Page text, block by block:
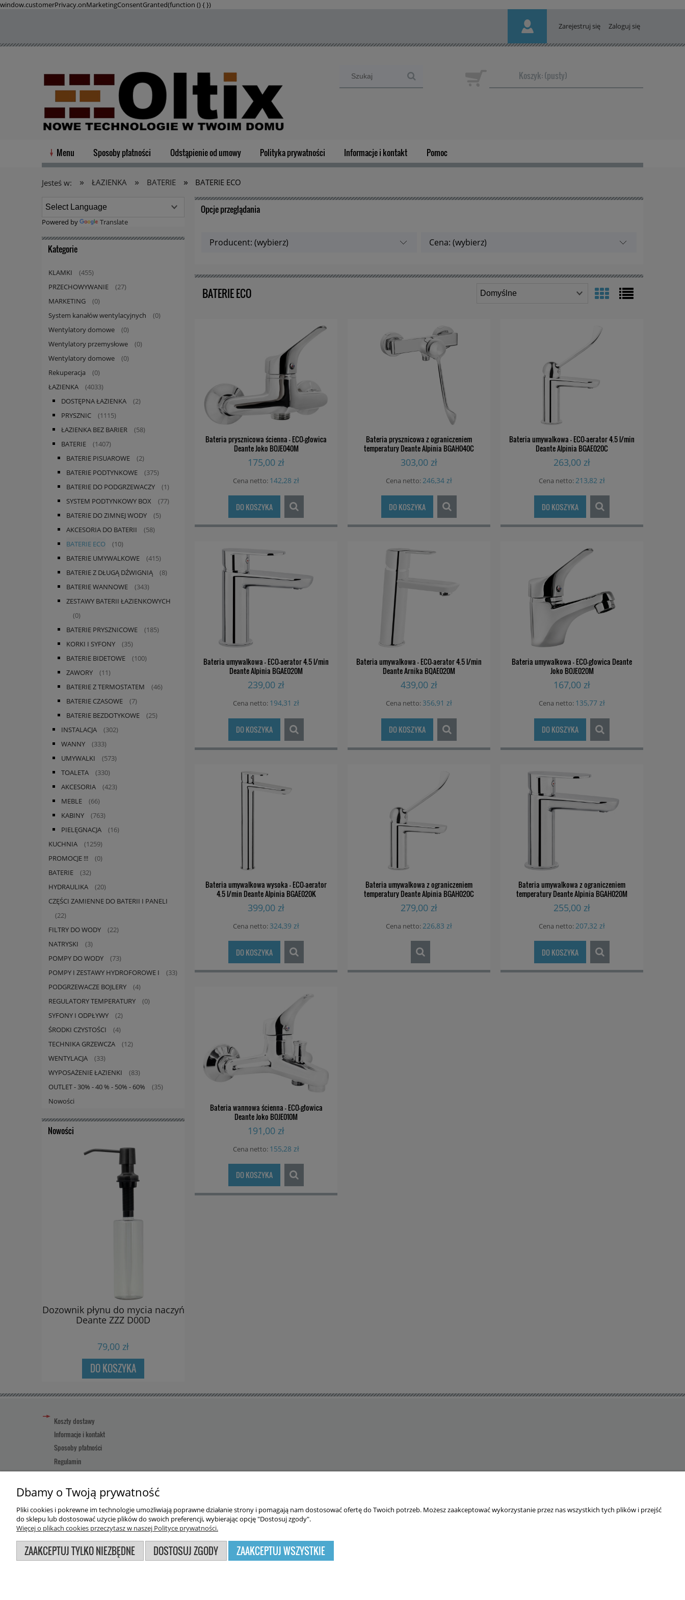
window.customerPrivacy.onMarketingConsentGranted(function () {})
Zarejestruj się Zaloguj się
Koszyk:(pusty)
Menu Sposoby płatności Odstąpienie od umowy Polityka prywatności Informacje i kontakt Pomoc
Jesteś w: » ŁAZIENKA » BATERIE » BATERIE ECO
Powered by Translate
Kategorie
KLAMKI (455)
PRZECHOWYWANIE (27)
MARKETING (0)
System kanałów wentylacyjnych (0)
Wentylatory domowe (0)
Wentylatory przemysłowe (0)
Wentylatory domowe (0)
Rekuperacja (0)
ŁAZIENKA (4033)
DOSTĘPNA ŁAZIENKA (2)
PRYSZNIC (1115)
ŁAZIENKA BEZ BARIER (58)
BATERIE (1407)
BATERIE PISUAROWE (2)
BATERIE PODTYNKOWE (375)
BATERIE DO PODGRZEWACZY (1)
SYSTEM PODTYNKOWY BOX (77)
BATERIE DO ZIMNEJ WODY (5)
AKCESORIA DO BATERII (58)
BATERIE ECO (10)
BATERIE UMYWALKOWE (415)
BATERIE Z DŁUGĄ DŹWIGNIĄ (8)
BATERIE WANNOWE (343)
ZESTAWY BATERII ŁAZIENKOWYCH
(0)
BATERIE PRYSZNICOWE (185)
KORKI I SYFONY (35)
BATERIE BIDETOWE (100)
ZAWORY (11)
BATERIE Z TERMOSTATEM (46)
BATERIE CZASOWE (7)
BATERIE BEZDOTYKOWE (25)
INSTALACJA (302)
WANNY (333)
UMYWALKI (573)
TOALETA (330)
AKCESORIA (423)
MEBLE (66)
KABINY (763)
PIELĘGNACJA (16)
KUCHNIA (1259)
PROMOCJE !!! (0)
BATERIE (32)
HYDRAULIKA (20)
CZĘŚCI ZAMIENNE DO BATERII I PANELI
(22)
FILTRY DO WODY (22)
NATRYSKI (3)
POMPY DO WODY (73)
POMPY I ZESTAWY HYDROFOROWE I (33)
PODGRZEWACZE BOJLERY (4)
REGULATORY TEMPERATURY (0)
SYFONY I ODPŁYWY (2)
ŚRODKI CZYSTOŚCI (4)
TECHNIKA GRZEWCZA (12)
WENTYLACJA (33)
WYPOSAŻENIE ŁAZIENKI (83)
OUTLET - 30% - 40 % - 50% - 60% (35)
Nowości
Nowości
Dozownik płynu do mycia naczyń
Deante ZZZ D00D
79,00 zł
DO KOSZYKA
Opcje przeglądania
Producent: (wybierz) Cena: (wybierz)
BATERIE ECO
Bateria prysznicowa ścienna - ECO-głowica
Deante Joko BOJE040M
175,00 zł
Cena netto: 142,28 zł
DO KOSZYKA
Bateria prysznicowa z ograniczeniem
temperatury Deante Alpinia BGAH040C
303,00 zł
Cena netto: 246,34 zł
DO KOSZYKA
Bateria umywalkowa - ECO-aerator 4.5 l/min
Deante Alpinia BGAE020C
263,00 zł
Cena netto: 213,82 zł
DO KOSZYKA
Bateria umywalkowa - ECO-aerator 4.5 l/min
Deante Alpinia BGAE020M
239,00 zł
Cena netto: 194,31 zł
DO KOSZYKA
Bateria umywalkowa - ECO-aerator 4.5 l/min
Deante Arnika BQAE020M
439,00 zł
Cena netto: 356,91 zł
DO KOSZYKA
Bateria umywalkowa - ECO-głowica Deante
Joko BOJE020M
167,00 zł
Cena netto: 135,77 zł
DO KOSZYKA
Bateria umywalkowa wysoka - ECO-aerator
4.5 l/min Deante Alpinia BGAE020K
399,00 zł
Cena netto: 324,39 zł
DO KOSZYKA
Bateria umywalkowa z ograniczeniem
temperatury Deante Alpinia BGAH020C
279,00 zł
Cena netto:226,83 zł
Bateria umywalkowa z ograniczeniem
temperatury Deante Alpinia BGAH020M
255,00 zł
Cena netto:207,32 zł
DO KOSZYKA
Bateria wannowa ścienna - ECO-głowica
Deante Joko BOJE010M
191,00 zł
Cena netto: 155,28 zł
DO KOSZYKA
Koszty dostawy
Informacje i kontakt
Sposoby płatności
Regulamin
Reklamacja towaru
Pomoc
Użytkowanie sklepu oznacza zgodę na wykorzystywanie plików cookies. Szczegółowe informacje w regulaminie.
Sklep internetowy Shoper.pl
Dbamy o Twoją prywatność
Pliki cookies i pokrewne im technologie umożliwiają poprawne działanie strony i pomagają nam dostosować ofertę do Twoich potrzeb. Możesz zaakceptować wykorzystanie przez nas wszystkich tych plików i przejść
do sklepu lub dostosować użycie plików do swoich preferencji, wybierając opcję "Dostosuj zgody".
Więcej o plikach cookies przeczytasz w naszej Polityce prywatności.
ZAAKCEPTUJ TYLKO NIEZBĘDNE DOSTOSUJ ZGODY ZAAKCEPTUJ WSZYSTKIE